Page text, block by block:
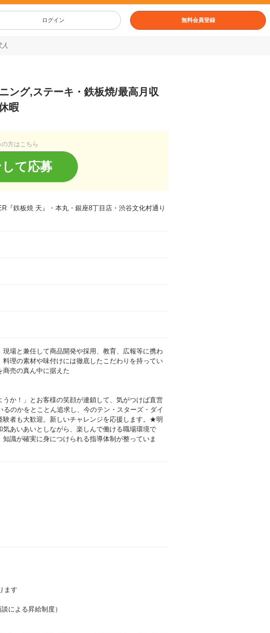
ログイン 無料会員登録
ング,ステーキ・鉄板焼/最高月収
暇
方はこちら
て応募
『鉄板焼 天』・本丸・銀座8丁目店・渋谷文化村通り
場と兼任して商品開発や採用、教育、広報等に携わ
理の素材や味付けには徹底したこだわりを持ってい
売の真ん中に据えた
か！」とお客様の笑顔が連鎖して、気がつけば直営
のかをとことん追求し、今のテン・スターズ・ダイ
者も大歓迎。新しいチャレンジを応援します。★明
あいあいとしながら、楽しんで働ける職場環境で
識が確実に身につけられる指導体制が整っていま
ます
による昇給制度）